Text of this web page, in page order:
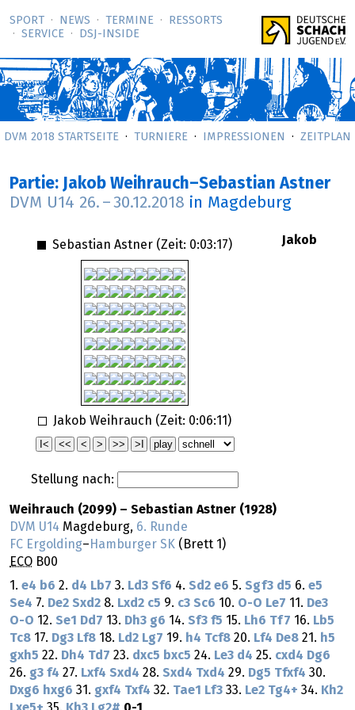
SPORT NEWS TERMINE
RESSORTS
SERVICE
DSJ-­INSIDE
DVM 2018 STARTSEITE TURNIERE IMPRESSIONEN ZEITPLAN
Partie: Jakob Weihrauch–Sebastian Astner
DVM U14 26. – 30.12.2018 in Magdeburg
Sebastian Astner (Zeit: 0:03:17)
Jakob Weihrauch (Zeit: 0:06:11 )
Stellung nach:
Jakob
Weihrauch (2099) – Sebastian Astner (1928)
DVM U14 Magdeburg, 6. Runde
FC Ergolding– Hamburger SK (Brett 1)
ECO B00
1. e4 b6 2. d4 Lb7 3. Ld3 Sf6 4. Sd2 e6 5. Sgf3 d5 6. e5
Se4 7. De2 Sxd2 8. Lxd2 c5 9. c3 Sc6 10. O-O Le7 11. De3
O-O 12. Se1 Dd7 13. Dh3 g6 14. Sf3 f5 15. Lh6 Tf7 16. Lb5
Tc8 17. Dg3 Lf8 18. Ld2 Lg7 19. h4 Tcf8 20. Lf4 De8 21. h5
gxh5 22. Dh4 Td7 23. dxc5 bxc5 24. Le3 d4 25. cxd4 Dg6
26. g3 f4 27. Lxf4 Sxd4 28. Sxd4 Txd4 29. Dg5 Tfxf4 30.
Dxg6 hxg6 31. gxf4 Txf4 32. Tae1 Lf3 33. Le2 Tg4+ 34. Kh2
Lxe5+ 35. Kh3 Lg2# 0-1